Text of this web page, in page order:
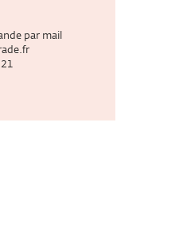
par mail